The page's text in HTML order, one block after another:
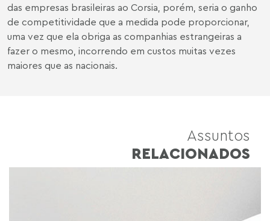
das empresas brasileiras ao Corsia, porém, seria o ganho
de competitividade que a medida pode proporcionar,
uma vez que ela obriga as companhias estrangeiras a
fazer o mesmo, incorrendo em custos muitas vezes
maiores que as nacionais.
Assuntos
RELACIONADOS